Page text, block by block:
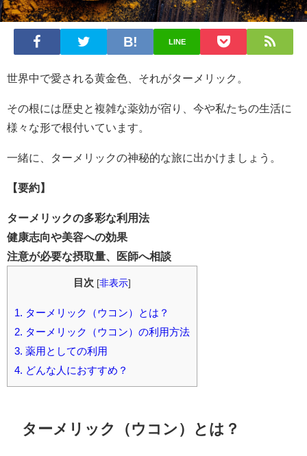
LINE
世界中で愛される黄金色、それがターメリック。
その根には歴史と複雑な薬効が宿り、今や私たちの生活に
様々な形で根付いています。
一緒に、ターメリックの神秘的な旅に出かけましょう。
【要約】
ターメリックの多彩な利用法
健康志向や美容への効果
注意が必要な摂取量、医師へ相談
目次 [非表示]
1.
ターメリック（ウコン）とは？
2.
ターメリック（ウコン）の利用方法
3. 薬用としての利用
4.
どんな人におすすめ？
ターメリック（ウコン）とは？